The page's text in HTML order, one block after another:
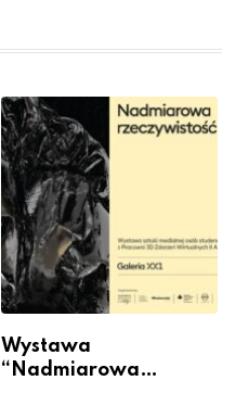
Wystawa
“Nadmiarowa